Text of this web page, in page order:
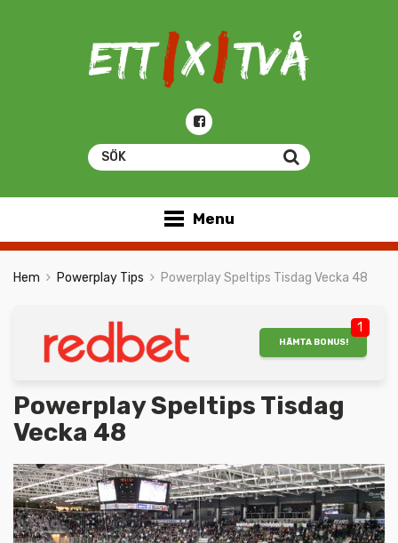
Menu
Hem Powerplay Tips Powerplay Speltips Tisdag Vecka 48
1
HÄMTA BONUS!
Powerplay Speltips Tisdag
Vecka 48